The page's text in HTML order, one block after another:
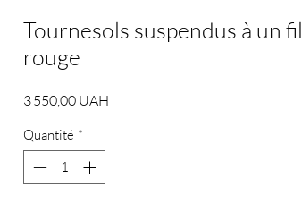
Tournesols suspendus à un fil
rouge
3 550,00 UAH
Quantité *